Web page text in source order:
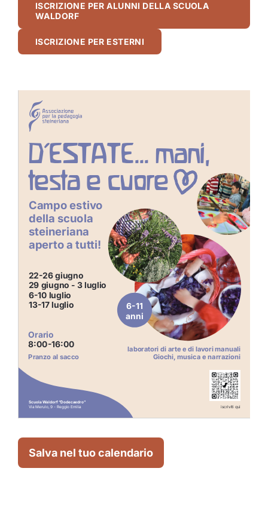
ISCRIZIONE PER ALUNNI DELLA SCUOLA
WALDORF
ISCRIZIONE PER ESTERNI
Salva nel tuo calendario